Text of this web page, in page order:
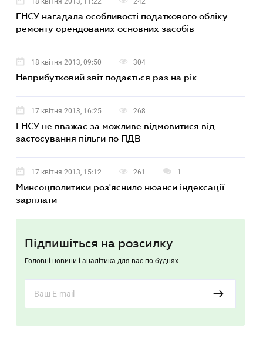
ГНСУ нагадала особливості податкового обліку
ремонту орендованих основних засобів
18 квітня 2013, 09:50 304
Неприбутковий звіт подається раз на рік
17 квітня 2013, 16:25 268
ГНСУ не вважає за можливе відмовитися від
застосування пільги по ПДВ
17 квітня 2013, 15:12 261 1
Минсоцполитики роз'яснило нюанси індексації
зарплати
Підпишіться на розсилку
Головні новини і аналітика для вас по буднях